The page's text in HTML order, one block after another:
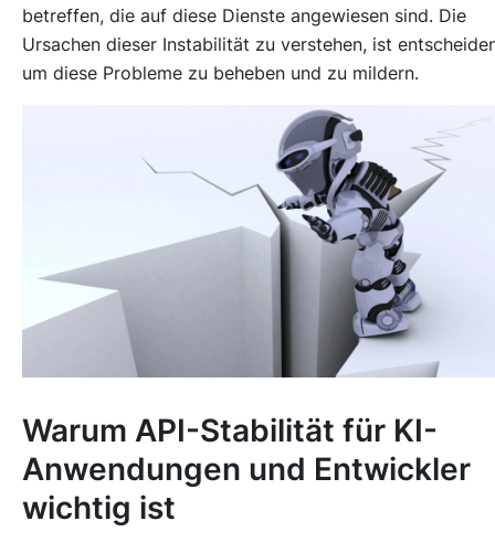
betreffen, die auf diese Dienste angewiesen sind. Die
Ursachen dieser Instabilität zu verstehen, ist
um diese Probleme zu beheben und zu mildern.
Warum API-Stabilität für KI-
Anwendungen und Entwickler
wichtig ist